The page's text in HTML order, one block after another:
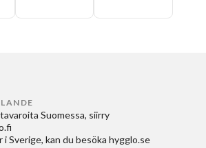
Suomessa, siirry
i Sverige, kan du besöka hygglo.se